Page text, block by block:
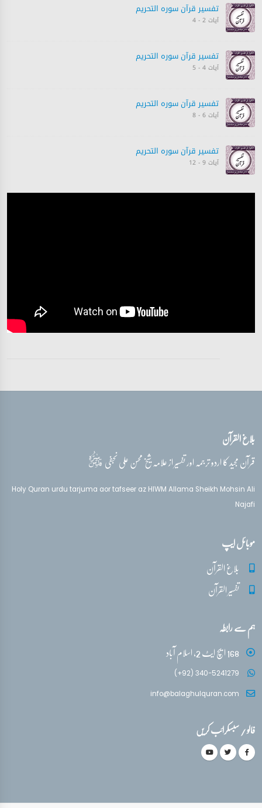
تفسیر قرآن سورہ ‎التحريم
آیات 2 - 4
تفسیر قرآن سورہ ‎التحريم
آیات 4 - 5
تفسیر قرآن سورہ ‎التحريم
آیات 6 - 8
تفسیر قرآن سورہ ‎التحريم
آیات 9 - 12
بلاغ القرآن
قرآن مجید کا اردو ترجمہ اور تفسیر از علامہ شیخ محسن علی نجفیقدس‌سره
Holy Quran urdu tarjuma aor tafseer az HIWM Allama Sheikh Mohsin Ali
Najafi
موبائل ایپ
بلاغ القرآن
تفسیر القرآن
ہم سے رابطہ
168 ایچ ایٹ 2، اسلام آباد
(+92) 340-5241279
info@balaghulquran.com
فالو / سبسکرائب کریں